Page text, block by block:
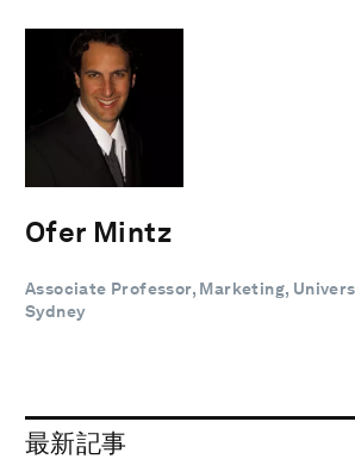
Ofer Mintz
Associate Professor, Marketing,
Sydney
最新記事